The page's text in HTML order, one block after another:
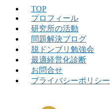
TOP
プロフィール
研究所の活動
問題解決ブログ
脱ドンブリ勉強会
最適経営化診断
お問合せ
プライバシーポリシー